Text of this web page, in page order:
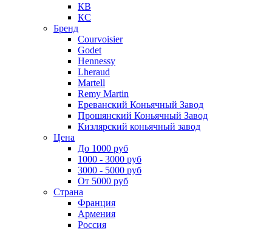
КВ
КС
Бренд
Courvoisier
Godet
Hennessy
Lheraud
Martell
Remy Martin
Ереванский Коньячный Завод
Прошянский Коньячный Завод
Кизлярский коньячный завод
Цена
До 1000 руб
1000 - 3000 руб
3000 - 5000 руб
От 5000 руб
Страна
Франция
Армения
Россия